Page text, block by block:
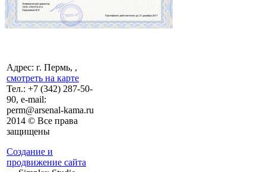
Адрес: г. Пермь, ,
смотреть на карте
Тел.: +7 (342) 287-50-
90, e-mail:
perm@arsenal-kama.ru
2014 © Все права
защищены
Создание и
продвижение сайта